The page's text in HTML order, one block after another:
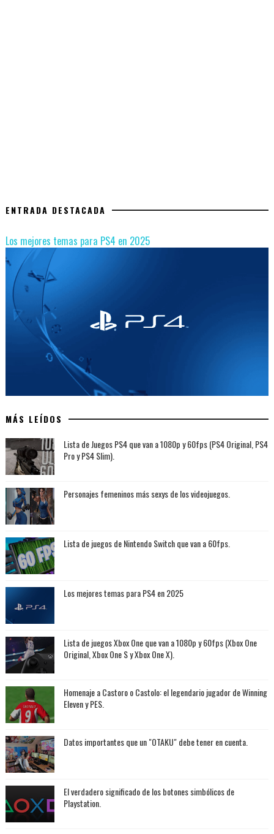
ENTRADA DESTACADA
Los mejores temas para PS4 en 2025
MÁS LEÍDOS
Lista de Juegos PS4 que van a 1080p y 60fps (PS4 Original, PS4
Pro y PS4 Slim).
Personajes femeninos más sexys de los videojuegos.
Lista de juegos de Nintendo Switch que van a 60fps.
Los mejores temas para PS4 en 2025
Lista de juegos Xbox One que van a 1080p y 60fps (Xbox One
Original, Xbox One S y Xbox One X).
Homenaje a Castoro o Castolo: el legendario jugador de Winning
Eleven y PES.
Datos importantes que un "OTAKU" debe tener en cuenta.
El verdadero significado de los botones simbólicos de
Playstation.